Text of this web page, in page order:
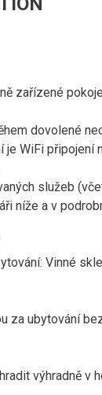
zařízené
dovolené
je WiFi připojení
služeb
níže a v
Vinné
za ubytování
výhradně v